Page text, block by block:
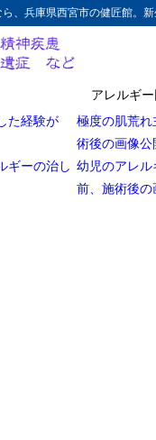
、兵庫県西宮市の健匠館。
た経験が
ギーの治し
アレルギ
極度の肌荒
術後の画像公
幼児のアレ
前、施術後の